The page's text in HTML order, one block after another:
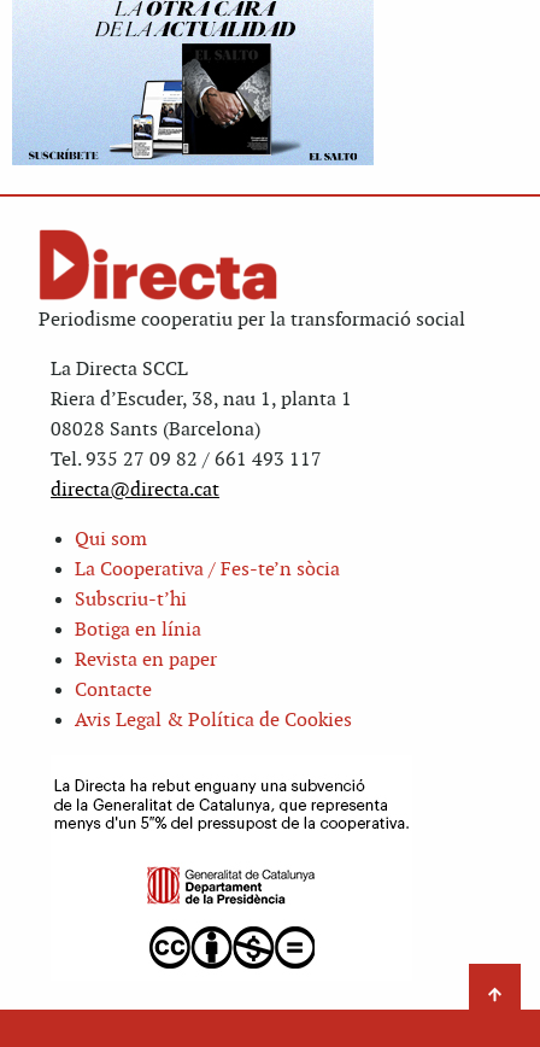
Periodisme cooperatiu per la transformació social
La Directa SCCL
Riera d’Escuder, 38, nau 1, planta 1
08028 Sants (Barcelona)
Tel. 935 27 09 82 / 661 493 117
directa@directa.cat
Qui som
La Cooperativa / Fes-te’n sòcia
Subscriu-t’hi
Botiga en línia
Revista en paper
Contacte
Avis Legal & Política de Cookies